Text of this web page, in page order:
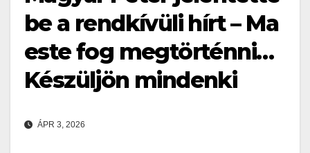
be a rendkívüli hírt – Ma
este fog megtörténni…
Készüljön mindenki
ÁPR 3, 2026